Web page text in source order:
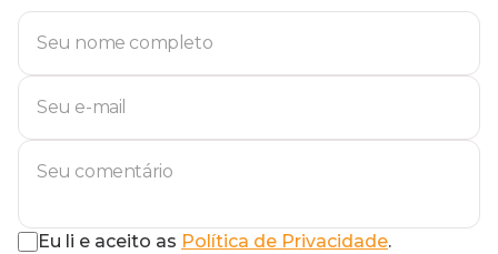
Eu li e aceito as Política de Privacidade.